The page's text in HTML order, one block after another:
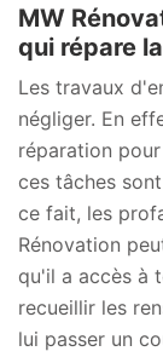
MW
qui répare
Les travaux
négliger. En
réparation
ces tâches
ce fait, les
Rénovation
qu'il a accès à
recueillir les
lui passer un